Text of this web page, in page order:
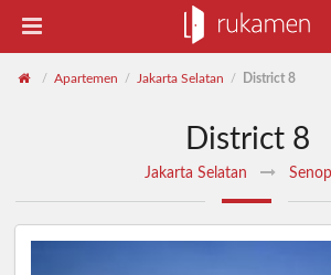
/ Apartemen / Jakarta Selatan / District 8
District 8
Jakarta Selatan